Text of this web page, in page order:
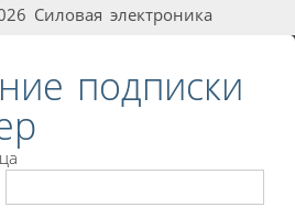
Силовая электроника
подписки